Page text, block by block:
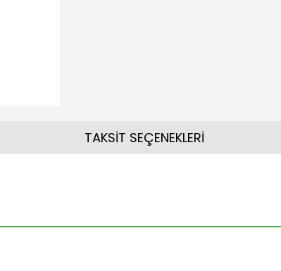
TAKSİT SEÇENEKLERİ